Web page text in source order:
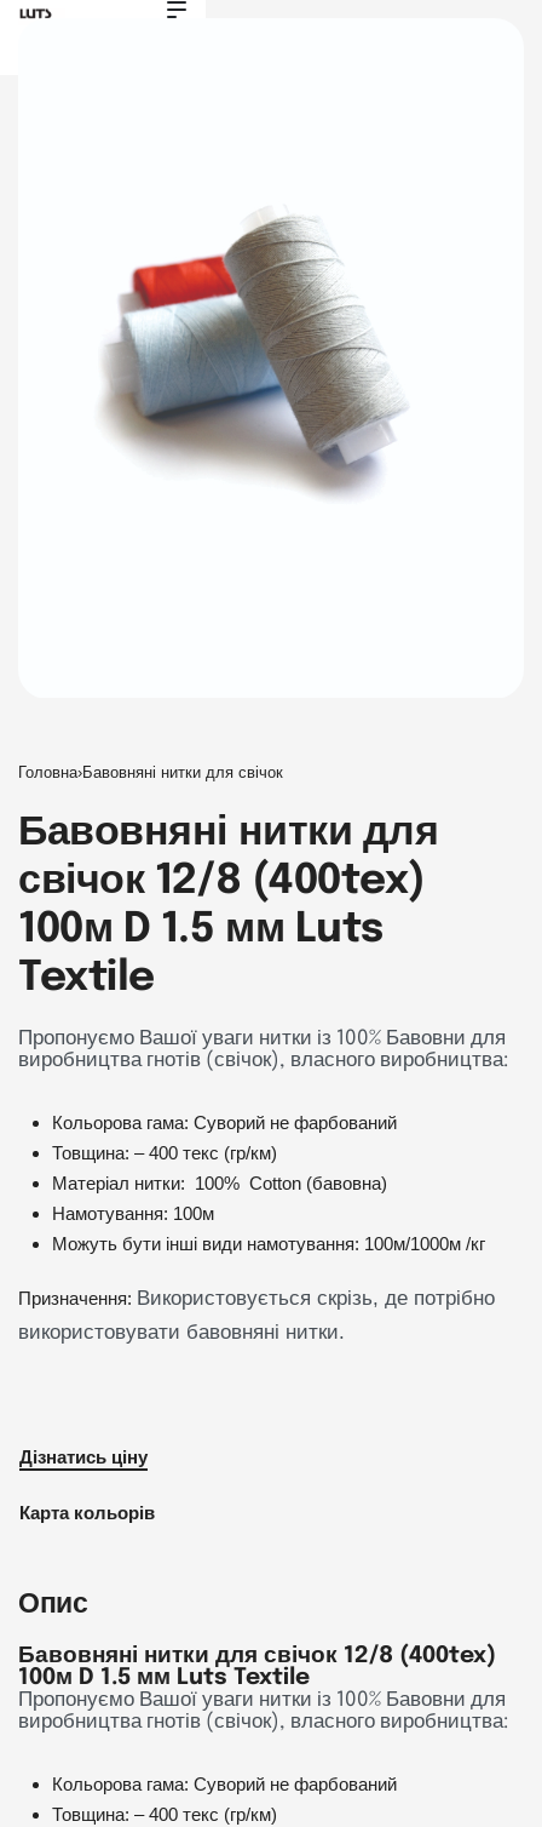
Головна›Бавовняні нитки для свічок
Бавовняні нитки для
свічок 12/8 (400tex)
100м D 1.5 мм Luts
Textile
Пропонуємо Вашої уваги нитки із 100% Бавовни для
виробництва гнотів (свічок), власного виробництва:
Кольорова гама: Суворий не фарбований
Товщина: – 400 текс (гр/км)
Матеріал нитки: 100% Cotton (бавовна)
Намотування: 100м
Можуть бути інші види намотування: 100м/1000м /кг
Призначення: Використовується скрізь, де потрібно
використовувати бавовняні нитки.
Дізнатись ціну
Карта кольорів
Опис
Бавовняні нитки для свічок 12/8 (400tex)
100м D 1.5 мм Luts Textile
Пропонуємо Вашої уваги нитки із 100% Бавовни для
виробництва гнотів (свічок), власного виробництва:
Кольорова гама: Суворий не фарбований
Товщина: – 400 текс (гр/км)